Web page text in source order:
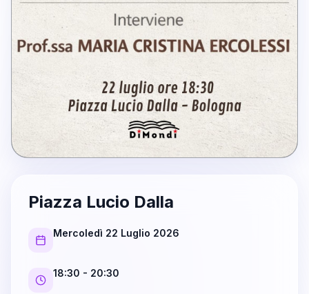
Piazza Lucio Dalla
Mercoledì 22 Luglio 2026
18:30 - 20:30